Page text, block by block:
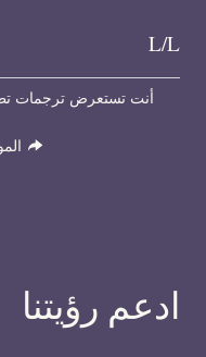
Skip to content
L/L
أنت تستعرض ترجمات
ادعم رؤيتنا